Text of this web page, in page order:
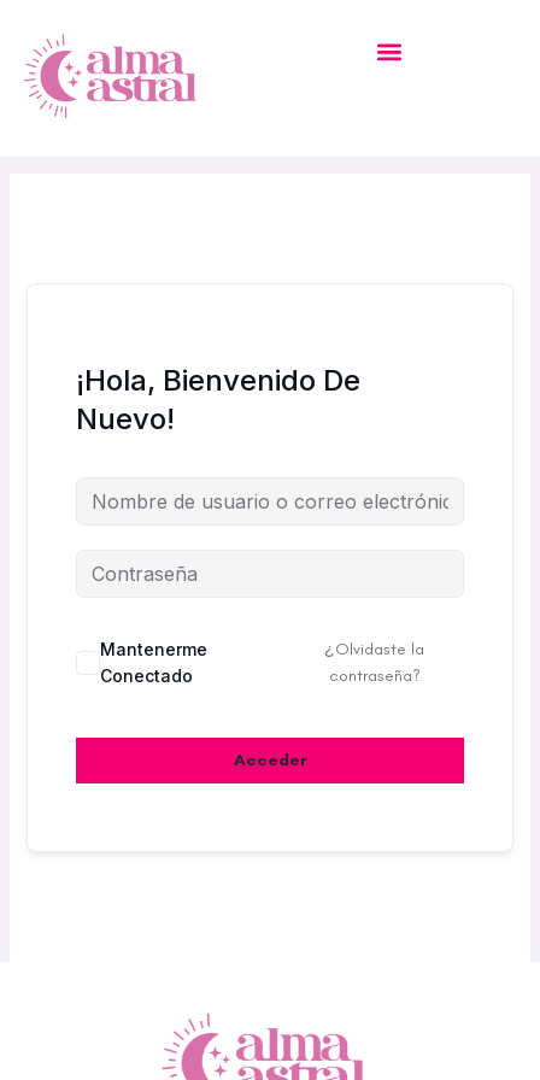
Contenido
¡Hola, Bienvenido De
Nuevo!
Mantenerme
Conectado
¿Olvidaste la
contraseña?
Acceder